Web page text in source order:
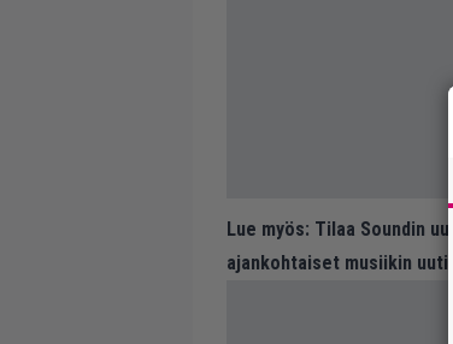
Lue myös: Tilaa Soundin
ajankohtaiset musiikin